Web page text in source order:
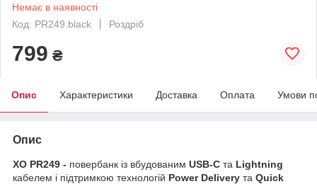
Немає в наявності
Код: PR249.black
Роздріб
799 ₴
Опис Характеристики Доставка Оплата Умови
Опис
XO PR249 - повербанк із вбудованим USB-C та Lightning
кабелем і підтримкою технологій Power Delivery та Quick